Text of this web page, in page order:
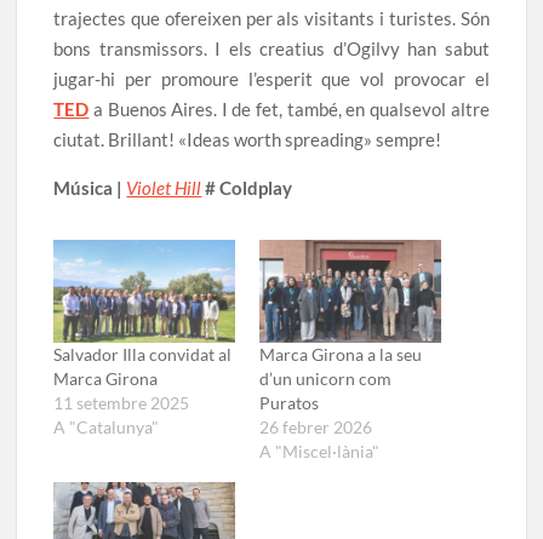
trajectes que ofereixen per als visitants i turistes. Són
bons transmissors. I els creatius d’Ogilvy han sabut
jugar-hi per promoure l’esperit que vol provocar el
TED a Buenos Aires. I de fet, també, en qualsevol altre
ciutat. Brillant! «Ideas worth spreading» sempre!
Música | Violet Hill# Coldplay
Salvador Illa convidat al
Marca Girona
11 setembre 2025
A "Catalunya"
Marca Girona a la seu
d’un unicorn com
Puratos
26 febrer 2026
A "Miscel·lània"